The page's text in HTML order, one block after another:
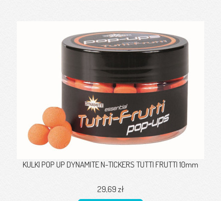
KULKI POP UP DYNAMITE N-TICKERS TUTTI FRUTTI 10mm
29,69 zł